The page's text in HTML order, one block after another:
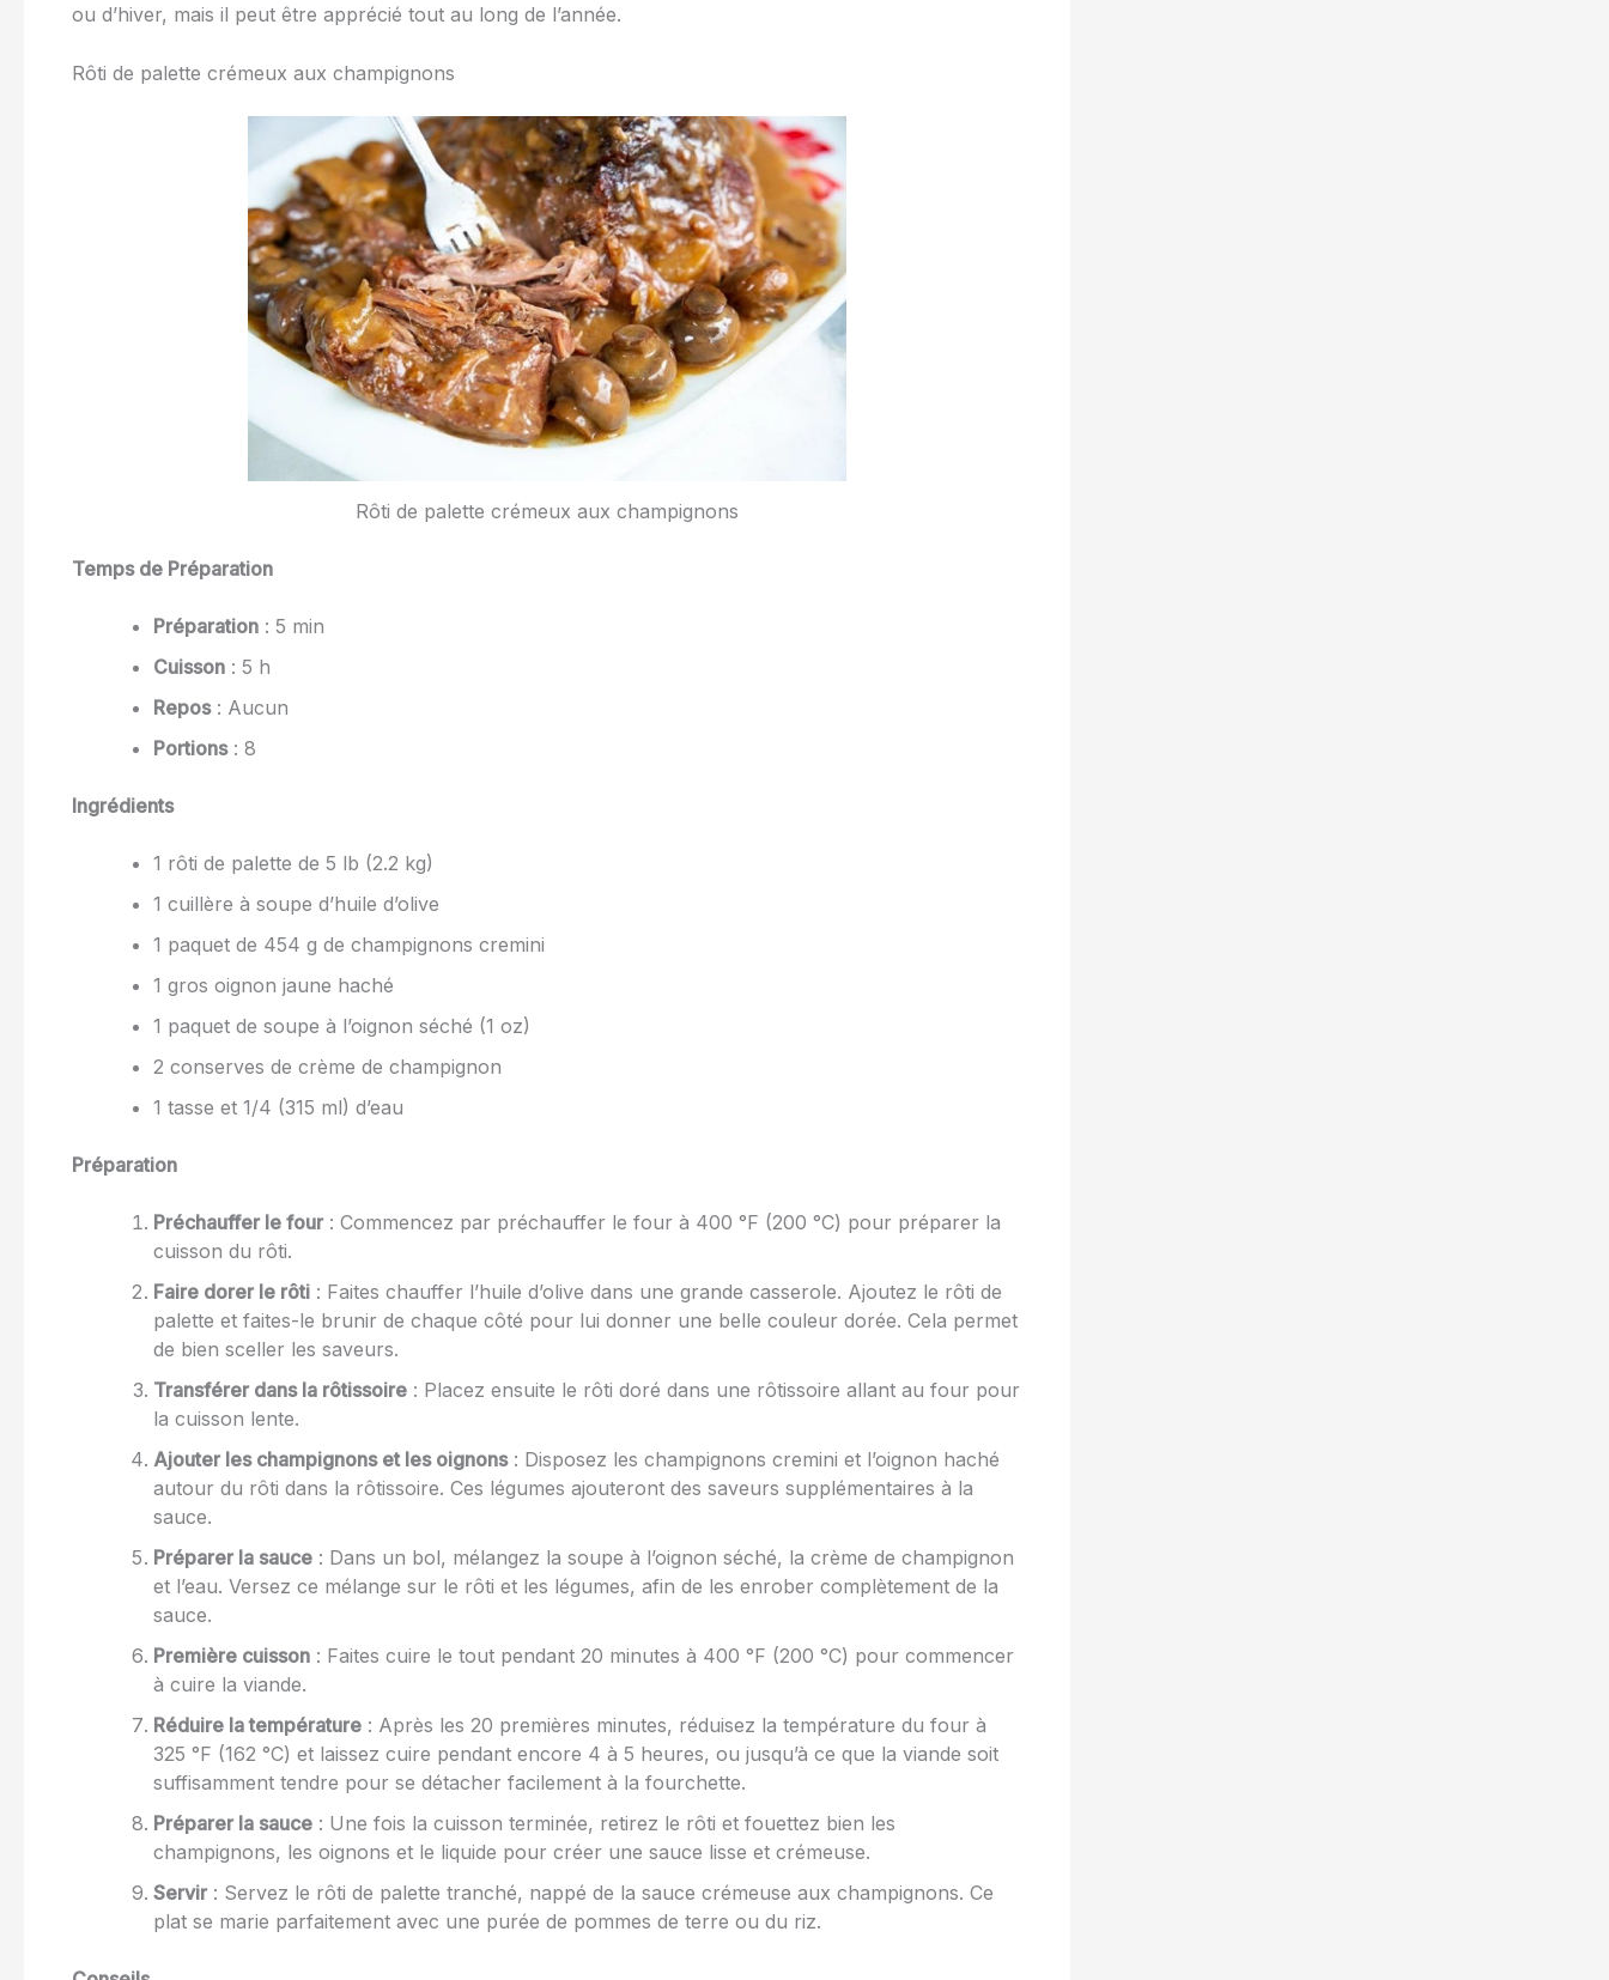
ou d’hiver, mais il peut être apprécié tout au long de l’année.
Rôti de palette crémeux aux champignons
Rôti de palette crémeux aux champignons
Temps de Préparation
Préparation : 5 min
Cuisson : 5 h
Repos: Aucun
Portions: 8
Ingrédients
1 rôti de palette de 5 lb (2.2 kg)
1 cuillère à soupe d’huile d’olive
1 paquet de 454 g de champignons cremini
1 gros oignon jaune haché
1 paquet de soupe à l’oignon séché (1 oz)
2 conserves de crème de champignon
1 tasse et 1/4 (315 ml) d’eau
Préparation
Préchauffer le four : Commencez par préchauffer le four à 400 °F (200 °C) pour préparer la
cuisson du rôti.
Faire dorer le rôti : Faites chauffer l’huile d’olive dans une grande casserole. Ajoutez le rôti de
palette et faites-le brunir de chaque côté pour lui donner une belle couleur dorée. Cela permet
de bien sceller les saveurs.
Transférer dans la rôtissoire : Placez ensuite le rôti doré dans une rôtissoire allant au four pour
la cuisson lente.
Ajouter les champignons et les oignons: Disposez les champignons cremini et l’oignon haché
autour du rôti dans la rôtissoire. Ces légumes ajouteront des saveurs supplémentaires à la
sauce.
Préparer la sauce : Dans un bol, mélangez la soupe à l’oignon séché, la crème de champignon
et l’eau. Versez ce mélange sur le rôti et les légumes, afin de les enrober complètement de la
sauce.
Première cuisson : Faites cuire le tout pendant 20 minutes à 400 °F (200 °C) pour commencer
à cuire la viande.
Réduire la température : Après les 20 premières minutes, réduisez la température du four à
325 °F (162 °C) et laissez cuire pendant encore 4 à 5 heures, ou jusqu’à ce que la viande soit
suffisamment tendre pour se détacher facilement à la fourchette.
Préparer la sauce : Une fois la cuisson terminée, retirez le rôti et fouettez bien les
champignons, les oignons et le liquide pour créer une sauce lisse et crémeuse.
Servir : Servez le rôti de palette tranché, nappé de la sauce crémeuse aux champignons. Ce
plat se marie parfaitement avec une purée de pommes de terre ou du riz.